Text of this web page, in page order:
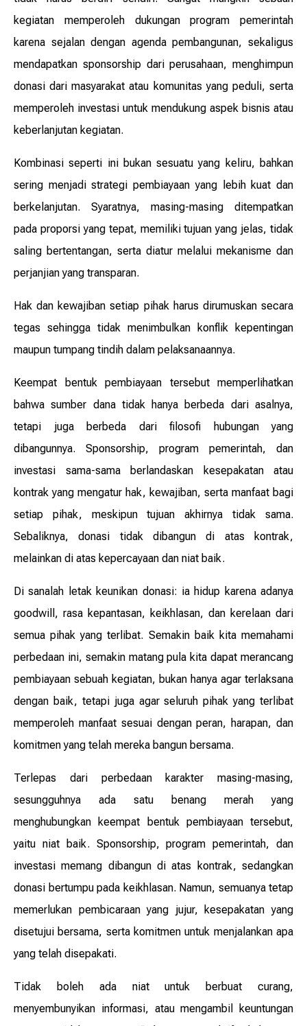
kegiatan memperoleh dukungan program pemerintah
karena sejalan dengan agenda pembangunan, sekaligus
mendapatkan sponsorship dari perusahaan, menghimpun
donasi dari masyarakat atau komunitas yang peduli, serta
memperoleh investasi untuk mendukung aspek bisnis atau
keberlanjutan kegiatan.
Kombinasi seperti ini bukan sesuatu yang keliru, bahkan
sering menjadi strategi pembiayaan yang lebih kuat dan
berkelanjutan. Syaratnya, masing-masing ditempatkan
pada proporsi yang tepat, memiliki tujuan yang jelas, tidak
saling bertentangan, serta diatur melalui mekanisme dan
perjanjian yang transparan.
Hak dan kewajiban setiap pihak harus dirumuskan secara
tegas sehingga tidak menimbulkan konflik kepentingan
maupun tumpang tindih dalam pelaksanaannya.
Keempat bentuk pembiayaan tersebut memperlihatkan
bahwa sumber dana tidak hanya berbeda dari asalnya,
tetapi juga berbeda dari filosofi hubungan yang
dibangunnya. Sponsorship, program pemerintah, dan
investasi sama-sama berlandaskan kesepakatan atau
kontrak yang mengatur hak, kewajiban, serta manfaat bagi
setiap pihak, meskipun tujuan akhirnya tidak sama.
Sebaliknya, donasi tidak dibangun di atas kontrak,
melainkan di atas kepercayaan dan niat baik.
Di sanalah letak keunikan donasi: ia hidup karena adanya
goodwill, rasa kepantasan, keikhlasan, dan kerelaan dari
semua pihak yang terlibat. Semakin baik kita memahami
perbedaan ini, semakin matang pula kita dapat merancang
pembiayaan sebuah kegiatan, bukan hanya agar terlaksana
dengan baik, tetapi juga agar seluruh pihak yang terlibat
memperoleh manfaat sesuai dengan peran, harapan, dan
komitmen yang telah mereka bangun bersama.
Terlepas dari perbedaan karakter masing-masing,
sesungguhnya ada satu benang merah yang
menghubungkan keempat bentuk pembiayaan tersebut,
yaitu niat baik. Sponsorship, program pemerintah, dan
investasi memang dibangun di atas kontrak, sedangkan
donasi bertumpu pada keikhlasan. Namun, semuanya tetap
memerlukan pembicaraan yang jujur, kesepakatan yang
disetujui bersama, serta komitmen untuk menjalankan apa
yang telah disepakati.
Tidak boleh ada niat untuk berbuat curang,
menyembunyikan informasi, atau mengambil keuntungan